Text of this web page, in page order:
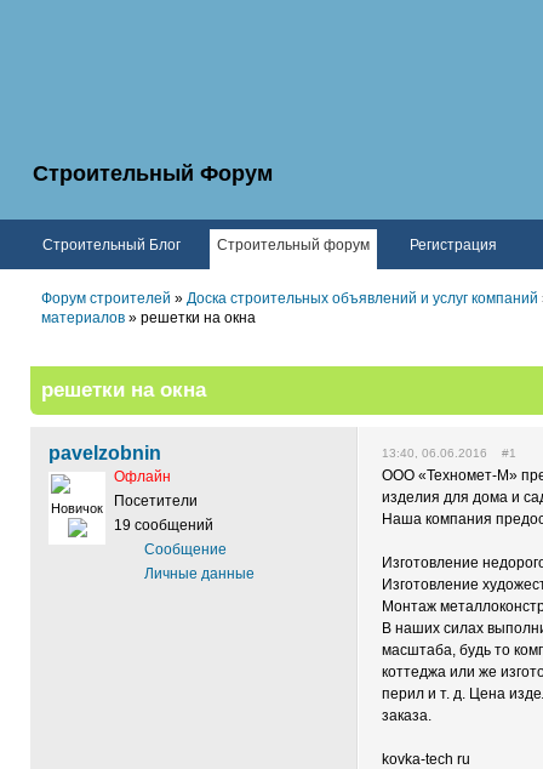
Строительный Форум
Строительный Блог Строительный форум Регистрация
Форум строителей » Доска строительных объявлений и услуг компаний
материалов » решетки на окна
решетки на окна
pavelzobnin
Новичок
Офлайн
Посетители
19 сообщений
Сообщение
Личные данные
13:40, 06.06.2016 #1
ООО «Техномет-М»
изделия для дома и
Наша компания
Изготовление
Изготовление
Монтаж
В наших силах
масштаба, будь то
коттеджа или же
перил и т. д. Цена
заказа.
kovka-tech ru